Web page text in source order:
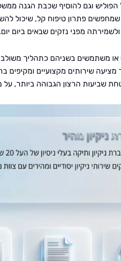
וגם להוסיף שכבת הגנה
פתרון טיפוח קל, שיכול
מפני נזקים שבאים ביום יום.
או משתמשים בשניהם כתהליך
מציעה שירותים מקצועיים
שביעות הרצון הגבוהה ביותר,